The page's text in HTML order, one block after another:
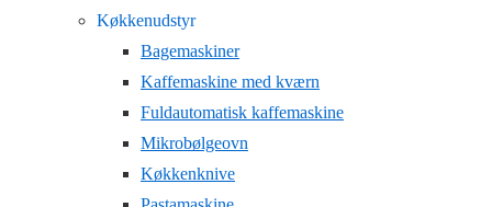
Køkkenudstyr
Bagemaskiner
Kaffemaskine med kværn
Fuldautomatisk kaffemaskine
Mikrobølgeovn
Køkkenknive